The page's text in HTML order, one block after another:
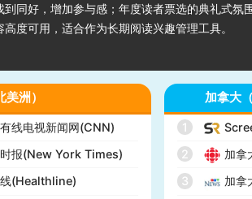
到同好，增加参与感；年度读者票选的典礼式
度可用，适合作为长期阅读兴趣管理工具。
洲）
线电视新闻网(CNN)
报(New York Times)
(Healthline)
加拿大
1
2
加拿
3
加拿